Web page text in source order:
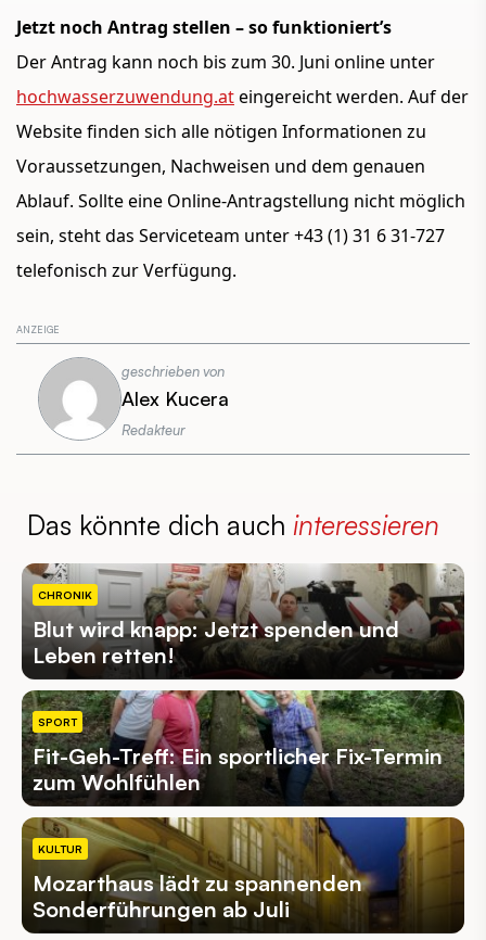
Jetzt noch Antrag stellen – so funktioniert’s
Der Antrag kann noch bis zum 30. Juni online unter
hochwasserzuwendung.ateingereicht werden. Auf der
Website finden sich alle nötigen Informationen zu
Voraussetzungen, Nachweisen und dem genauen
Ablauf. Sollte eine Online-Antragstellung nicht möglich
sein, steht das Serviceteam unter+43 (1) 31 6 31-727
telefonisch zur Verfügung.
geschrieben von
Alex Kucera
Redakteur
Das könnte dich auch interessieren
CHRONIK
Blut wird knapp: Jetzt spenden und
Leben retten!
SPORT
Fit-Geh-Treff: Ein sportlicher Fix-Termin
zum Wohlfühlen
KULTUR
Mozarthaus lädt zu spannenden
Sonderführungen ab Juli